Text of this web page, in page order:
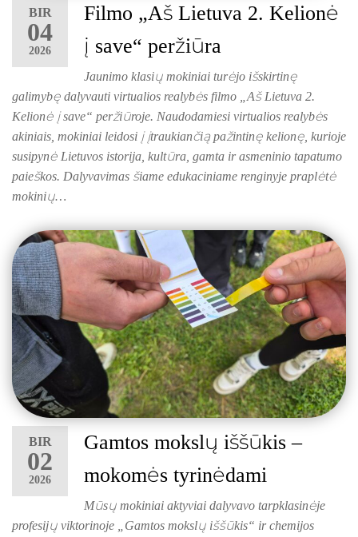
BIR
04
2026
Filmo „Aš Lietuva 2. Kelionė
į save“ peržiūra
Jaunimo klasių mokiniai turėjo išskirtinę
galimybę dalyvauti virtualios realybės filmo „Aš Lietuva 2.
Kelionė į save“ peržiūroje. Naudodamiesi virtualios realybės
akiniais, mokiniai leidosi į įtraukiančią pažintinę kelionę, kurioje
susipynė Lietuvos istorija, kultūra, gamta ir asmeninio tapatumo
paieškos. Dalyvavimas šiame edukaciniame renginyje praplėtė
mokinių…
BIR
02
2026
Gamtos mokslų iššūkis –
mokomės tyrinėdami
Mūsų mokiniai aktyviai dalyvavo tarpklasinėje
profesijų viktorinoje „Gamtos mokslų iššūkis“ ir chemijos